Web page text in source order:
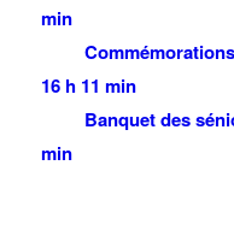
min
16 h 11 min
Banquet des
min